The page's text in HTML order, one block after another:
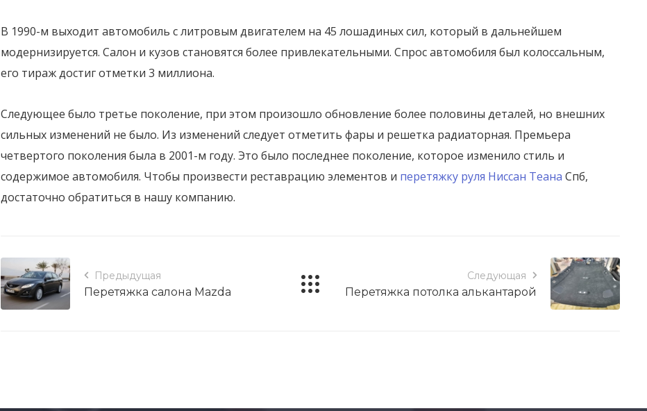
В 1990-м выходит автомобиль с литровым двигателем на 45 лошадиных сил, который в дальнейшем
модернизируется. Салон и кузов становятся более привлекательными. Спрос автомобиля был колоссальным,
его тираж достиг отметки 3 миллиона.
Следующее было третье поколение, при этом произошло обновление более половины деталей, но внешних
сильных изменений не было. Из изменений следует отметить фары и решетка радиаторная. Премьера
четвертого поколения была в 2001-м году. Это было последнее поколение, которое изменило стиль и
содержимое автомобиля. Чтобы произвести реставрацию элементов и перетяжку руля Ниссан Теана Спб,
достаточно обратиться в нашу компанию.
Предыдущая
Перетяжка салона Mazda
Следующая
Перетяжка потолка алькантарой